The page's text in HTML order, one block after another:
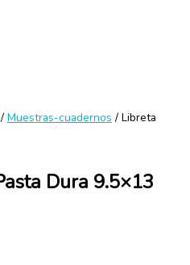
/ Muestras-cuadernos / Libreta
Dura 9.5×13